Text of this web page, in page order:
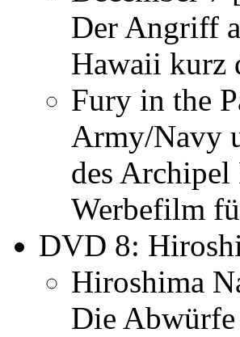
Der Angriff
Hawaii kurz
Fury in the
Army/Navy
des Archipel
Werbefilm
DVD 8:
Hiroshima
Die Abwürfe